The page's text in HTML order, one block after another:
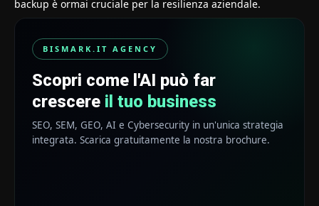
backup è ormai cruciale per la resilienza aziendale.
BISMARK.IT AGENCY
Scopri come l'AI può far
crescere il tuo business
SEO, SEM, GEO, AI e Cybersecurity in un'unica strategia
integrata. Scarica gratuitamente la nostra brochure.